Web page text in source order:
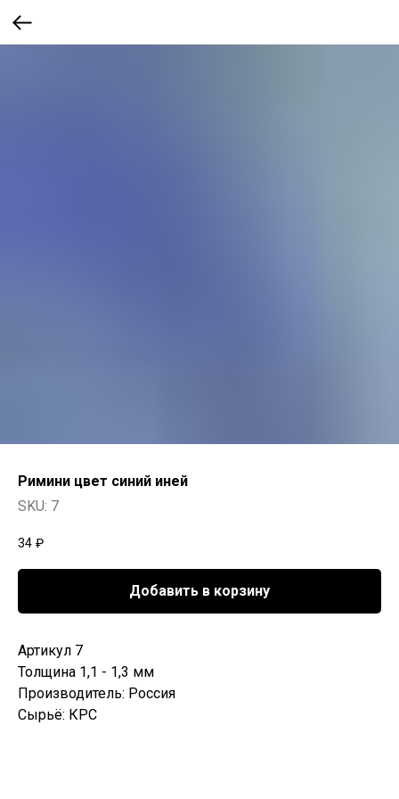
Римини цвет синий иней
SKU: 7
34 ₽
Добавить в корзину
Артикул 7
Толщина 1,1 - 1,3 мм
Производитель: Россия
Сырьё: КРС